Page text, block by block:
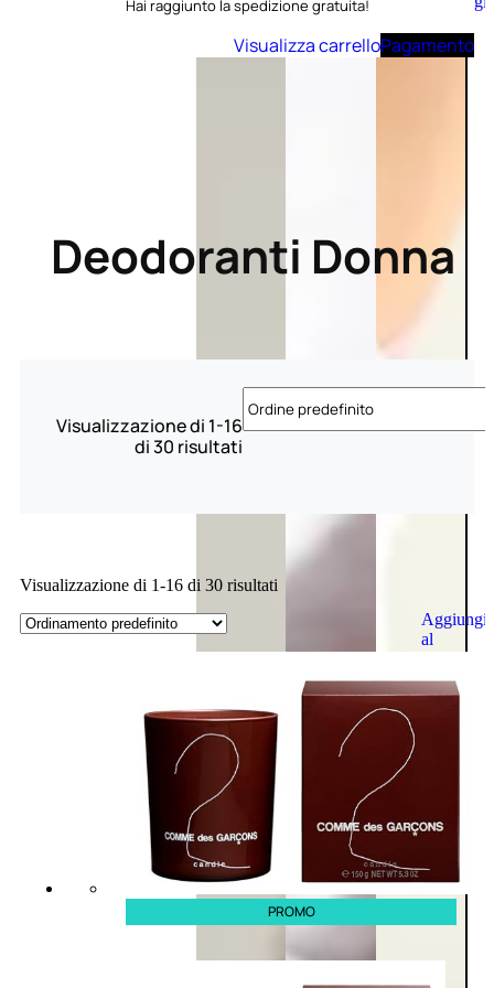
carrello
Aggiungi
al
Hai raggiunto la spedizione gratuita!
Visualizza carrelloPagamento
Deodoranti Donna
Visualizzazione di 1-16
di 30 risultati
Visualizzazione di 1-16 di 30 risultati
PROMO